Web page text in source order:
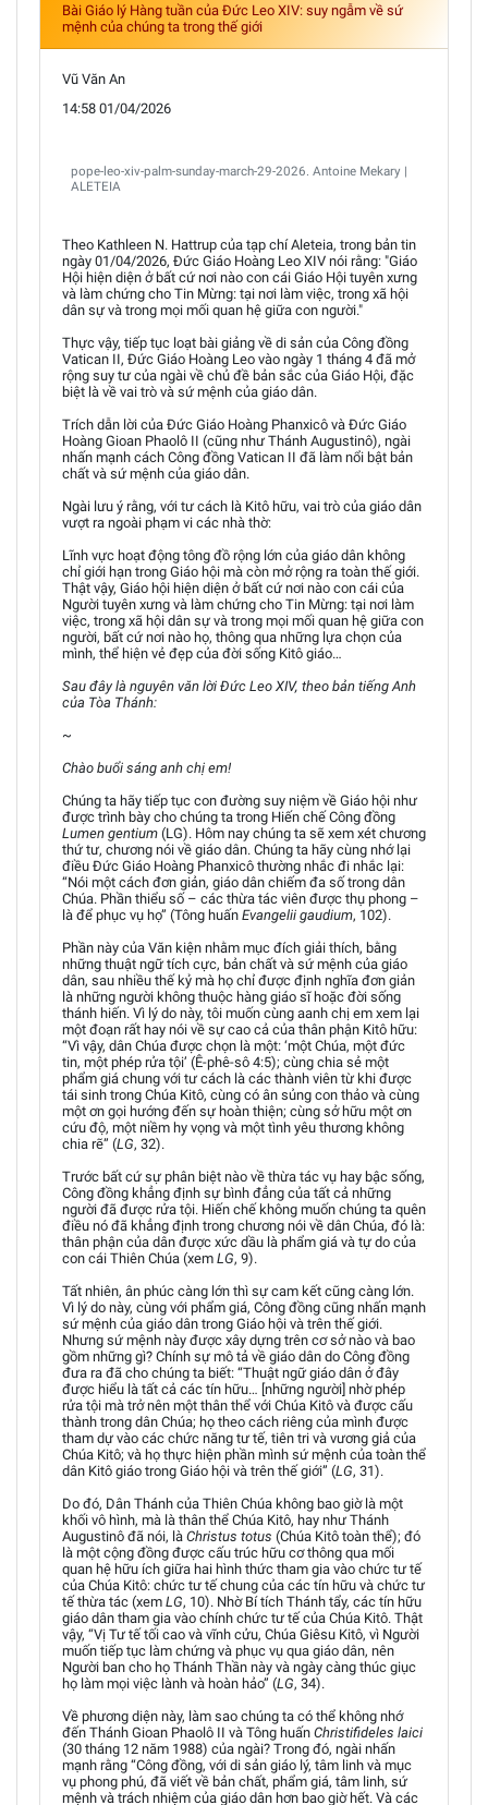
Bài Giáo lý Hàng tuần của Đức Leo XIV: suy ngẫm về sứ
mệnh của chúng ta trong thế giới
Vũ Văn An
14:58 01/04/2026
pope-leo-xiv-palm-sunday-march-29-2026. Antoine Mekary |
ALETEIA
Theo Kathleen N. Hattrup của tạp chí Aleteia, trong bản tin
ngày 01/04/2026, Đức Giáo Hoàng Leo XIV nói rằng: "Giáo
Hội hiện diện ở bất cứ nơi nào con cái Giáo Hội tuyên xưng
và làm chứng cho Tin Mừng: tại nơi làm việc, trong xã hội
dân sự và trong mọi mối quan hệ giữa con người."
Thực vậy, tiếp tục loạt bài giảng về di sản của Công đồng
Vatican II, Đức Giáo Hoàng Leo vào ngày 1 tháng 4 đã mở
rộng suy tư của ngài về chủ đề bản sắc của Giáo Hội, đặc
biệt là về vai trò và sứ mệnh của giáo dân.
Trích dẫn lời của Đức Giáo Hoàng Phanxicô và Đức Giáo
Hoàng Gioan Phaolô II (cũng như Thánh Augustinô), ngài
nhấn mạnh cách Công đồng Vatican II đã làm nổi bật bản
chất và sứ mệnh của giáo dân.
Ngài lưu ý rằng, với tư cách là Kitô hữu, vai trò của giáo dân
vượt ra ngoài phạm vi các nhà thờ:
Lĩnh vực hoạt động tông đồ rộng lớn của giáo dân không
chỉ giới hạn trong Giáo hội mà còn mở rộng ra toàn thế giới.
Thật vậy, Giáo hội hiện diện ở bất cứ nơi nào con cái của
Người tuyên xưng và làm chứng cho Tin Mừng: tại nơi làm
việc, trong xã hội dân sự và trong mọi mối quan hệ giữa con
người, bất cứ nơi nào họ, thông qua những lựa chọn của
mình, thể hiện vẻ đẹp của đời sống Kitô giáo…
Sau đây là nguyên văn lời Đức Leo XIV, theo bản tiếng Anh
của Tòa Thánh:
~
Chào buổi sáng anh chị em!
Chúng ta hãy tiếp tục con đường suy niệm về Giáo hội như
được trình bày cho chúng ta trong Hiến chế Công đồng
Lumen gentium (LG). Hôm nay chúng ta sẽ xem xét chương
thứ tư, chương nói về giáo dân. Chúng ta hãy cùng nhớ lại
điều Đức Giáo Hoàng Phanxicô thường nhắc đi nhắc lại:
“Nói một cách đơn giản, giáo dân chiếm đa số trong dân
Chúa. Phần thiểu số – các thừa tác viên được thụ phong –
là để phục vụ họ” (Tông huấn Evangelii gaudium, 102).
Phần này của Văn kiện nhằm mục đích giải thích, bằng
những thuật ngữ tích cực, bản chất và sứ mệnh của giáo
dân, sau nhiều thế kỷ mà họ chỉ được định nghĩa đơn giản
là những người không thuộc hàng giáo sĩ hoặc đời sống
thánh hiến. Vì lý do này, tôi muốn cùng aanh chị em xem lại
một đoạn rất hay nói về sự cao cả của thân phận Kitô hữu:
“Vì vậy, dân Chúa được chọn là một: ‘một Chúa, một đức
tin, một phép rửa tội’ (Ê-phê-sô 4:5); cùng chia sẻ một
phẩm giá chung với tư cách là các thành viên từ khi được
tái sinh trong Chúa Kitô, cùng có ân sủng con thảo và cùng
một ơn gọi hướng đến sự hoàn thiện; cùng sở hữu một ơn
cứu độ, một niềm hy vọng và một tình yêu thương không
chia rẽ” (LG, 32).
Trước bất cứ sự phân biệt nào về thừa tác vụ hay bậc sống,
Công đồng khẳng định sự bình đẳng của tất cả những
người đã được rửa tội. Hiến chế không muốn chúng ta quên
điều nó đã khẳng định trong chương nói về dân Chúa, đó là:
thân phận của dân được xức dầu là phẩm giá và tự do của
con cái Thiên Chúa (xem LG, 9).
Tất nhiên, ân phúc càng lớn thì sự cam kết cũng càng lớn.
Vì lý do này, cùng với phẩm giá, Công đồng cũng nhấn mạnh
sứ mệnh của giáo dân trong Giáo hội và trên thế giới.
Nhưng sứ mệnh này được xây dựng trên cơ sở nào và bao
gồm những gì? Chính sự mô tả về giáo dân do Công đồng
đưa ra đã cho chúng ta biết: “Thuật ngữ giáo dân ở đây
được hiểu là tất cả các tín hữu… [những người] nhờ phép
rửa tội mà trở nên một thân thể với Chúa Kitô và được cấu
thành trong dân Chúa; họ theo cách riêng của mình được
tham dự vào các chức năng tư tế, tiên tri và vương giả của
Chúa Kitô; và họ thực hiện phần mình sứ mệnh của toàn thể
dân Kitô giáo trong Giáo hội và trên thế giới” (LG, 31).
Do đó, Dân Thánh của Thiên Chúa không bao giờ là một
khối vô hình, mà là thân thể Chúa Kitô, hay như Thánh
Augustinô đã nói, là Christus totus (Chúa Kitô toàn thể); đó
là một cộng đồng được cấu trúc hữu cơ thông qua mối
quan hệ hữu ích giữa hai hình thức tham gia vào chức tư tế
của Chúa Kitô: chức tư tế chung của các tín hữu và chức tư
tế thừa tác (xem LG, 10). Nhờ Bí tích Thánh tẩy, các tín hữu
giáo dân tham gia vào chính chức tư tế của Chúa Kitô. Thật
vậy, “Vị Tư tế tối cao và vĩnh cửu, Chúa Giêsu Kitô, vì Người
muốn tiếp tục làm chứng và phục vụ qua giáo dân, nên
Người ban cho họ Thánh Thần này và ngày càng thúc giục
họ làm mọi việc lành và hoàn hảo” (LG, 34).
Về phương diện này, làm sao chúng ta có thể không nhớ
đến Thánh Gioan Phaolô II và Tông huấn Christifideles laici
(30 tháng 12 năm 1988) của ngài? Trong đó, ngài nhấn
mạnh rằng “Công đồng, với di sản giáo lý, tâm linh và mục
vụ phong phú, đã viết về bản chất, phẩm giá, tâm linh, sứ
mệnh và trách nhiệm của giáo dân hơn bao giờ hết. Và các